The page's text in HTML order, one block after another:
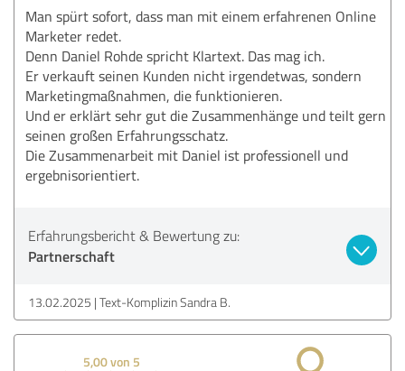
Man spürt sofort, dass man mit einem erfahrenen Online
Marketer redet.
Denn Daniel Rohde spricht Klartext. Das mag ich.
Er verkauft seinen Kunden nicht irgendetwas, sondern
Marketingmaßnahmen, die funktionieren.
Und er erklärt sehr gut die Zusammenhänge und teilt gern
seinen großen Erfahrungsschatz.
Die Zusammenarbeit mit Daniel ist professionell und
ergebnisorientiert.
Erfahrungsbericht & Bewertung zu:
Partnerschaft
13.02.2025 Text-Komplizin Sandra B.
5,00 von 5